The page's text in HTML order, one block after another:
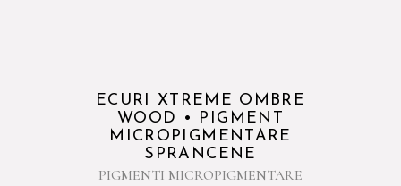
ECURI XTREME OMBRE
WOOD • PIGMENT
MICROPIGMENTARE
SPRANCENE
PIGMENTI MICROPIGMENTARE